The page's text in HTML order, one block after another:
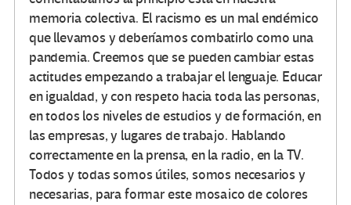
memoria colectiva. El racismo es un mal endémico
que llevamos y deberíamos combatirlo como una
pandemia. Creemos que se pueden cambiar estas
actitudes empezando a trabajar el lenguaje. Educar
en igualdad, y con respeto hacia toda las personas,
en todos los niveles de estudios y de formación, en
las empresas, y lugares de trabajo. Hablando
correctamente en la prensa, en la radio, en la TV.
Todos y todas somos útiles, somos necesarios y
necesarias, para formar este mosaico de colores